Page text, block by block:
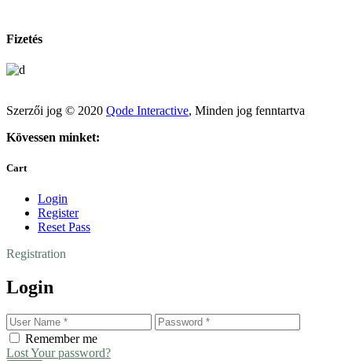
Fizetés
Szerzői jog © 2020 Qode Interactive, Minden jog fenntartva
Kövessen minket:
Cart
Login
Register
Reset Pass
Registration
Login
Remember me
Lost Your password?